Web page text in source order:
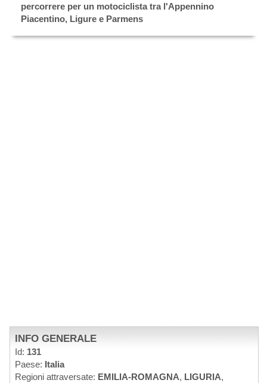
percorrere per un motociclista tra l'Appennino
Piacentino, Ligure e Parmens
INFO GENERALE
Id: 131
Paese: Italia
Regioni attraversate: EMILIA-ROMAGNA, LIGURIA,